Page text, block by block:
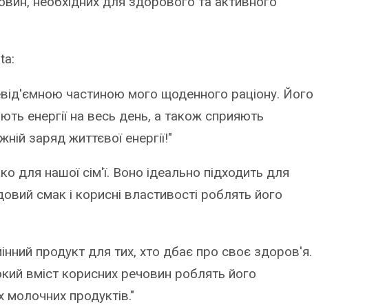
частиною мого щоденного раціону. Його
енергії на весь день, а також сприяють
заряд життєвої енергії!"
для нашої сім'ї. Воно ідеально підходить для
смак і корисні властивості роблять його
продукт для тих, хто дбає про своє здоров'я.
вміст корисних речовин роблять його
продуктів."